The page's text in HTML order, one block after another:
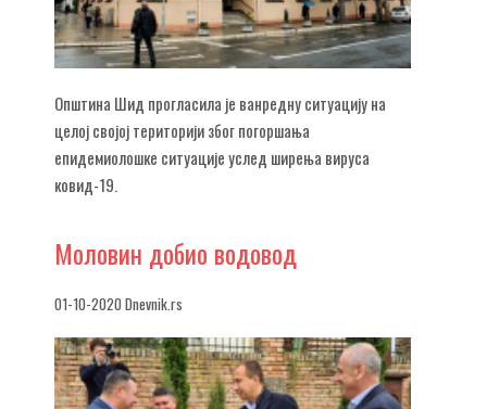
Општина Шид прогласила је ванредну ситуацију на
целој својој територији због погоршања
епидемиолошке ситуације услед ширења вируса
ковид-19.
Моловин добио водовод
01-10-2020 Dnevnik.rs